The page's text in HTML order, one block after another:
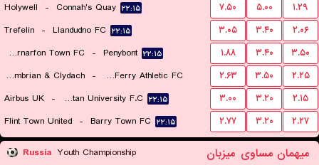
Holywell - Connah's Quay ۲۲:۱۵ ۷.۵۰ ۵.۰۰
۱.۲۹
Trefelin - Llandudno FC ۲۲:۱۵ ۳.۰۵ ۳.۴۰
۲.۰۶
Caernarfon Town FC
- Penybont ۲۲:۱۵ ۱.۸۸ ۳.۴۰
۳.۵۰
Cambrian & Clydach
- Briton Ferry Athletic FC
۲۲:۱۵
۲.۶۳ ۳.۵۰
۲.۲۵
Airbus UK - Cardiff Metropolitan University F.C. ۲۲:۱۵ ۳.۰۰ ۳.۲۰
۲.۱۵
Flint Town United - Barry Town FC ۲۲:۱۵ ۲.۷۷ ۳.۲۰ ۲.۲۷
Russia Youth Championship میزبان مساوی میهمان